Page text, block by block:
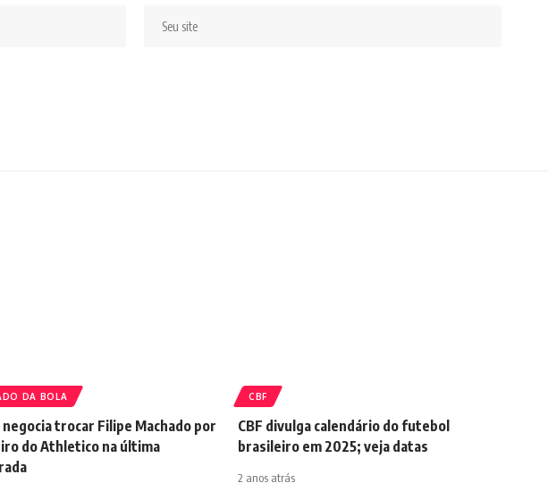
DA BOLA
trocar Filipe Machado por
do Athletico na última
CBF
CBF divulga calendário do futebol
brasileiro em 2025; veja datas
2 anos atrás